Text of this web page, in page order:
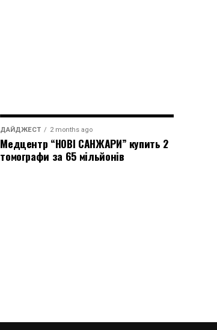
ДАЙДЖЕСТ 2 months ago
Медцентр “НОВІ САНЖАРИ” купить 2
томографи за 65 мільйонів